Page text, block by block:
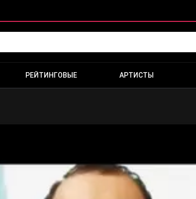
РЕЙТИНГОВЫЕ АРТИСТЫ